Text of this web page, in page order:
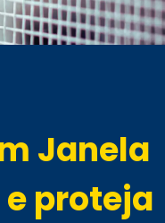
Janela
e proteja